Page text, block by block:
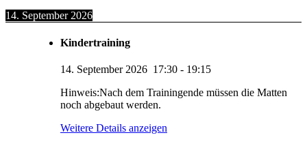
14. September 2026
Kindertraining
14. September 2026 17:30 - 19:15
Hinweis:Nach dem Trainingende müssen die Matten
noch abgebaut werden.
Weitere Details anzeigen